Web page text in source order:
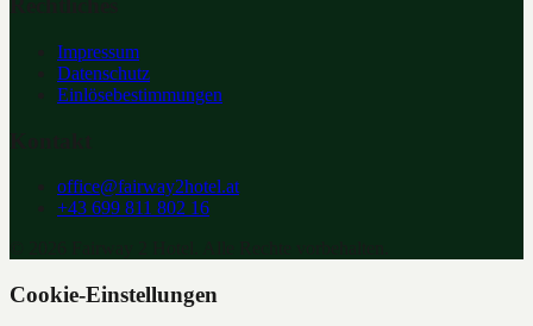
Impressum
Datenschutz
Einlösebestimmungen
office@fairway2hotel.at
+43 699 811 802 16
Cookie-Einstellungen